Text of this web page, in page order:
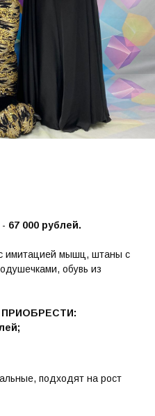
67 000 рублей.
имитацией мышц, штаны с
обувь из
подходят на рост